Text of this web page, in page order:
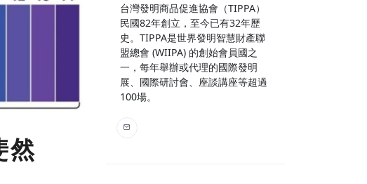
然
台灣發明商品促進協會（TIPPA）
民國82年創立，至今已有32年歷
史。TIPPA是世界發明智慧財產聯
盟總會 (WIIPA) 的創始會員國之
一，每年舉辦或代理的國際發明
展、國際研討會、座談講座等超過
100場。